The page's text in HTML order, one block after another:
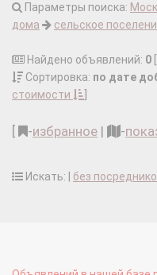
Параметры поиска:
дома
сельское
Найдено объявлений: 0
Сортировка: по дате
стоимости
-избранное | -
Искать: | без